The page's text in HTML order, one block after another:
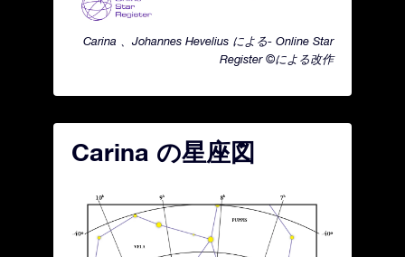
Carina 、Johannes Hevelius による- Online Star
Register ©による改作
Carina の星座図